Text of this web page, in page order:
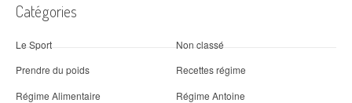
Catégories
Le Sport
Non classé
Prendre du poids
Recettes régime
Régime Alimentaire
Régime Antoine